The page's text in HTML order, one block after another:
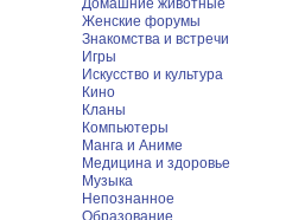
Домашние животные
Женские форумы
Знакомства и встречи
Игры
Искусство и культура
Кино
Кланы
Компьютеры
Манга и Аниме
Медицина и здоровье
Музыка
Непознанное
Образование